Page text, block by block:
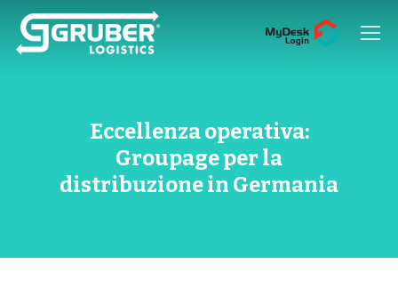
Eccellenza operativa:
Groupage per la
distribuzione in Germania